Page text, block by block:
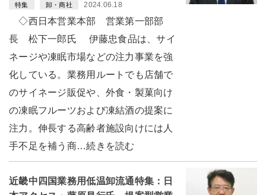
特集 卸・商社 2024.06.18
◇西日本営業本部 営業第一部部
長 松下一郎氏 伊藤忠食品は、サイ
ネージや凍眠市場などの注力事業を強
化している。業務用ルートでも店舗で
のサイネージ販促や、外食・製菓向け
の凍眠フルーツおよび凍結酒の提案に
注力。伸長する高齢者施設向けには人
手不足を補う商…続きを読む
近畿中四国業務用低温卸流通特集：日